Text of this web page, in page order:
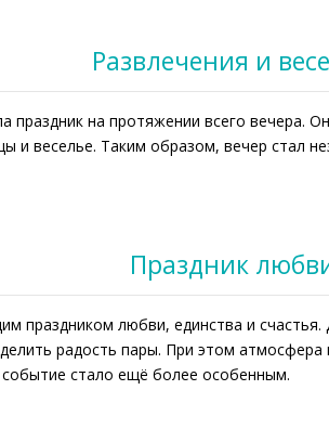
Развлечения и
праздник на протяжении всего вечера.
и веселье. Таким образом, вечер стал
Праздник
праздником любви, единства и
радость пары. При этом
стало ещё более особенным.